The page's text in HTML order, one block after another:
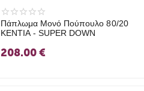
Πάπλωμα Μονό Πούπουλο 80/20
KENTIA - SUPER DOWN
208.00 €